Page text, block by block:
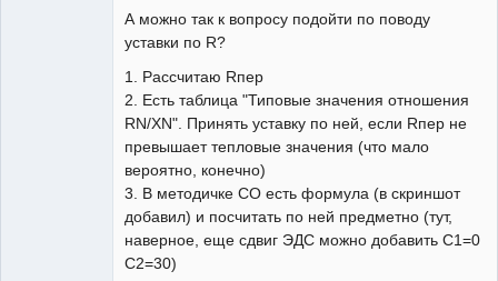
А можно так к вопросу подойти по поводу
уставки по R?
1. Рассчитаю Rпер
2. Есть таблица "Типовые значения отношения
RN/ХN". Принять уставку по ней, если Rпер не
превышает тепловые значения (что мало
вероятно, конечно)
3. В методичке СО есть формула (в скриншот
добавил) и посчитать по ней предметно (тут,
наверное, еще сдвиг ЭДС можно добавить С1=0
С2=30)